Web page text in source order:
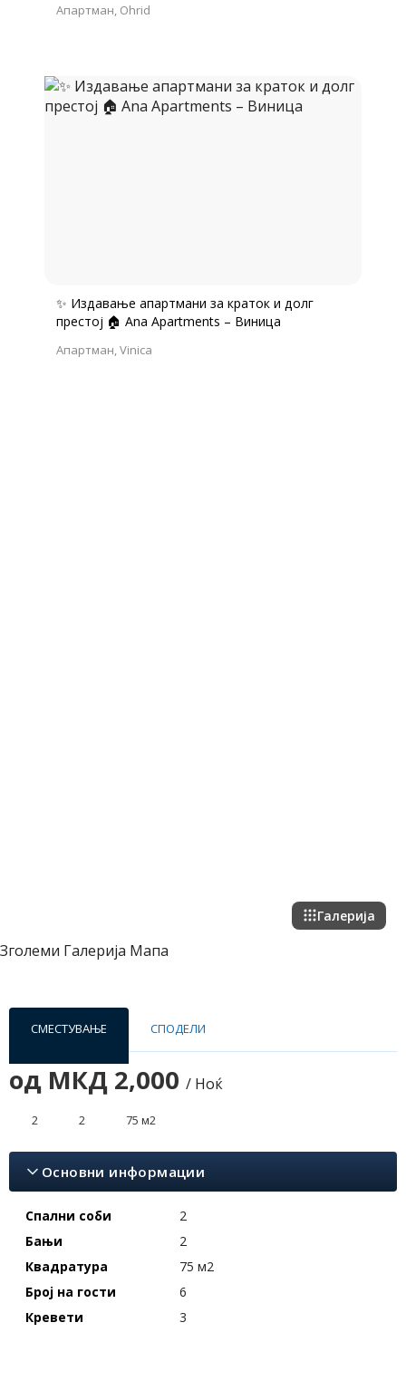
Апартман Ohrid
✨ Издавање апартмани за краток и долг
престој 🏠 Ana Apartments – Виница
Апартман Vinica
Галерија
Зголеми Галерија Мапа
СМЕСТУВАЊЕ СПОДЕЛИ
од МКД 2,000 / Ноќ
2 2 75 м2
Основни информации
Спални соби
2
Бањи
2
Квадратура
75 м2
Број на гости
6
Кревети
3